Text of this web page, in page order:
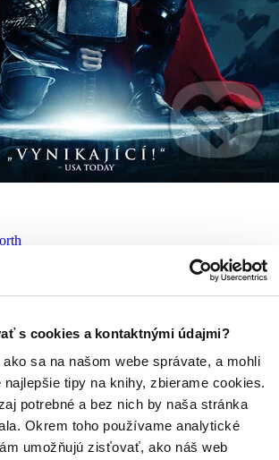
s cookies a kontaktnými údajmi?
sa na našom webe správate, a mohli
tipy na knihy, zbierame cookies.
potrebné a bez nich by naša stránka
Okrem toho používame analytické
umožňujú zisťovať, ako náš web
ale jen jeden z nich je bůh! Když je
(Chris Hemsworth, Star Trek) vypovězen z
Zemi, ztratí své zázračné schopnosti. Aby si je
se padlý vládce bouře...